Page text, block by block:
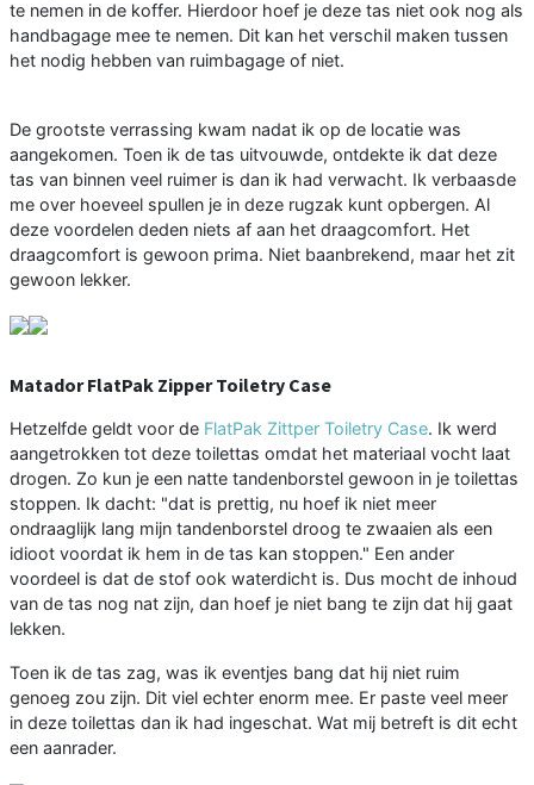
te nemen in de koffer. Hierdoor hoef je deze tas niet ook nog als
handbagage mee te nemen. Dit kan het verschil maken tussen
het nodig hebben van ruimbagage of niet.
De grootste verrassing kwam nadat ik op de locatie was
aangekomen. Toen ik de tas uitvouwde, ontdekte ik dat deze
tas van binnen veel ruimer is dan ik had verwacht. Ik verbaasde
me over hoeveel spullen je in deze rugzak kunt opbergen. Al
deze voordelen deden niets af aan het draagcomfort. Het
draagcomfort is gewoon prima. Niet baanbrekend, maar het zit
gewoon lekker.
Matador FlatPak Zipper Toiletry Case
Hetzelfde geldt voor de FlatPak Zittper Toiletry Case. Ik werd
aangetrokken tot deze toilettas omdat het materiaal vocht laat
drogen. Zo kun je een natte tandenborstel gewoon in je toilettas
stoppen. Ik dacht: "dat is prettig, nu hoef ik niet meer
ondraaglijk lang mijn tandenborstel droog te zwaaien als een
idioot voordat ik hem in de tas kan stoppen." Een ander
voordeel is dat de stof ook waterdicht is. Dus mocht de inhoud
van de tas nog nat zijn, dan hoef je niet bang te zijn dat hij gaat
lekken.
Toen ik de tas zag, was ik eventjes bang dat hij niet ruim
genoeg zou zijn. Dit viel echter enorm mee. Er paste veel meer
in deze toilettas dan ik had ingeschat. Wat mij betreft is dit echt
een aanrader.